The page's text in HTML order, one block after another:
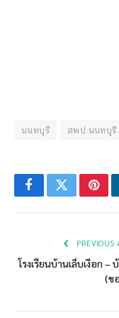
นนทบุรี สพป.นนทบุรี
FacebookTwitter
PREVIOUS
โรงเรียนบ้านเล็บเงือก –
(ข